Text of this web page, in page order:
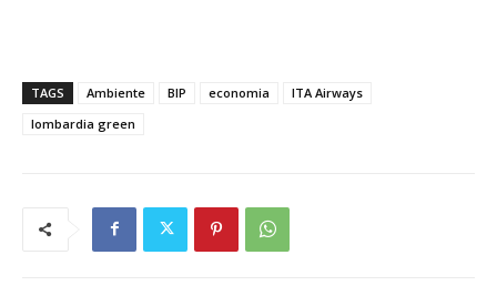
TAGS Ambiente BIP economia
ITA Airways
lombardia green